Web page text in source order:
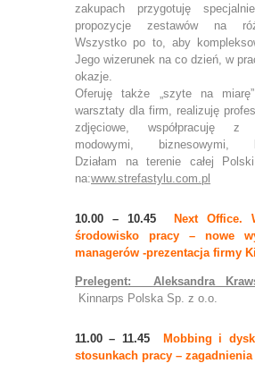
zakupach przygotuję
propozycje zestawów na
Wszystko po to, aby
Jego wizerunek na co dzień, w
okazje.
Oferuję także „szyte na
warsztaty dla firm, realizuję
zdjęciowe, współpracuję z
modowymi, biznesowymi,
Działam na terenie całej
na:www.strefastylu.com.pl
10.00 – 10.45 Next Office.
środowisko pracy – nowe
managerów -prezentacja firmy
Prelegent: Aleksandra
Kinnarps Polska Sp. z o.o.
11.00 – 11.45 Mobbing i
stosunkach pracy –